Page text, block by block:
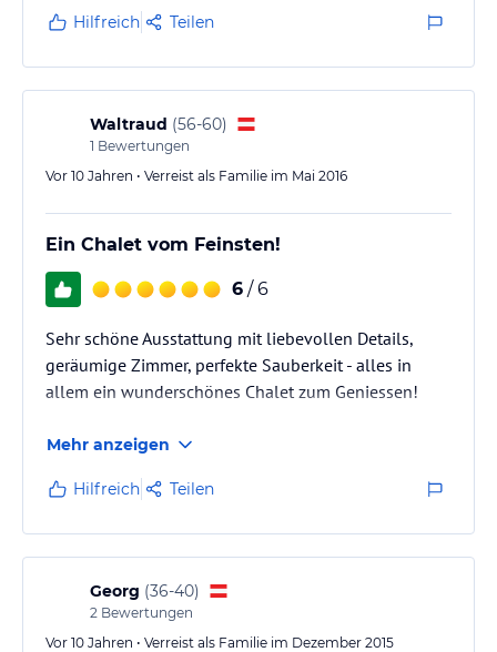
wieder und gerne länger. Einziges Manko bei
mehreren Erwachsenen: Nur ein Badezimmer.
Hilfreich Teilen
Waltraud (56-60)
1 Bewertungen
Vor 10 Jahren • Verreist als Familie im Mai 2016
Ein Chalet vom Feinsten!
6 / 6
Sehr schöne Ausstattung mit liebevollen Details,
geräumige Zimmer, perfekte Sauberkeit - alles in
allem ein wunderschönes Chalet zum Geniessen!
Mehr anzeigen
Hilfreich Teilen
Georg (36-40)
2 Bewertungen
Vor 10 Jahren • Verreist als Familie im Dezember 2015